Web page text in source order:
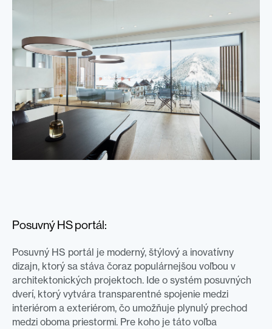
Posuvný HS portál:
Posuvný HS portál je moderný, štýlový a inovatívny
dizajn, ktorý sa stáva čoraz populárnejšou voľbou v
architektonických projektoch. Ide o systém posuvných
dverí, ktorý vytvára transparentné spojenie medzi
interiérom a exteriérom, čo umožňuje plynulý prechod
medzi oboma priestormi. Pre koho je táto voľba